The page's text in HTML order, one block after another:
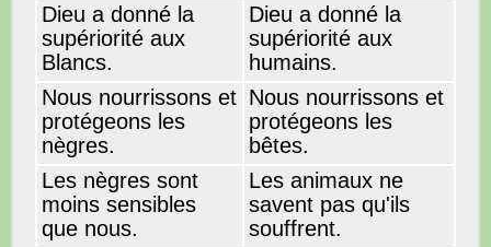
Dieu a donné la
supériorité aux
Blancs.
Dieu a donné la
supériorité aux
humains.
Nous nourrissons et
protégeons les
nègres.
Nous nourrissons et
protégeons les
bêtes.
Les nègres sont
moins sensibles
que nous.
Les animaux ne
savent pas qu'ils
souffrent.